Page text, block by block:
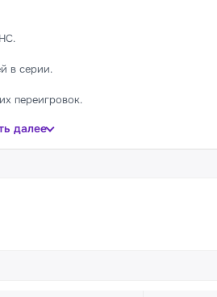
в серии.
переигровок.
далее